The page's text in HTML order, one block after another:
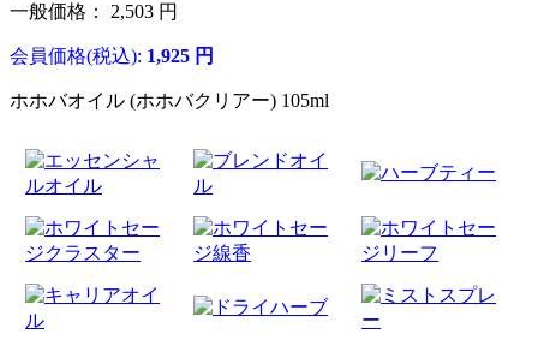
一般価格： 2,503 円
会員価格(税込): 1,925 円
ホホバオイル (ホホバクリアー) 105ml